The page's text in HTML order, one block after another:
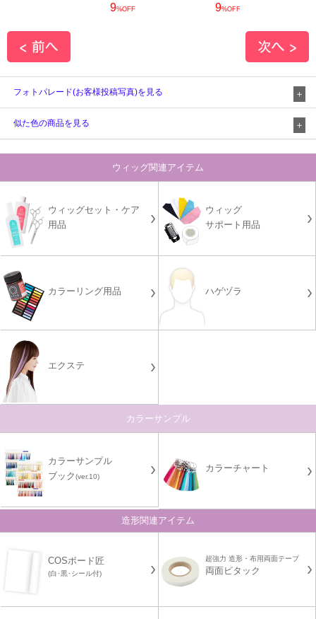
9%OFF 9%OFF
フォトパレード(お客様投稿写真)を見る
似た色の商品を見る
ウィッグ関連アイテム
ウィッグセット・ケア
用品
ウィッグ
サポート用品
カラーリング用品 ハゲヅラ
エクステ
カラーサンプル
カラーサンプル
ブック(ver.10)
カラーチャート
造形関連アイテム
COSボード匠
(白･黒･シール付)
超強力 造形・布用両面テープ
両面ピタック